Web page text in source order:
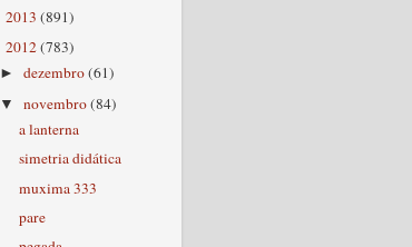
2013 (891)
2012(783)
►dezembro(61)
▼novembro(84)
a lanterna
simetria didática
muxima 333
pare